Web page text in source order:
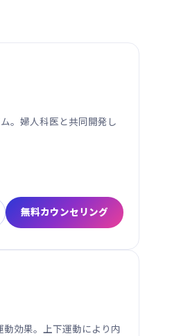
。婦人科医と共同開発し
無料カウンセリング
効果。上下運動により内